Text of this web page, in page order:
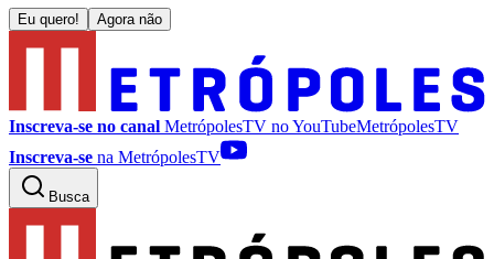
Eu quero! Agora não
Inscreva-se no canal MetrópolesTV noYouTubeMetrópolesTV
Inscreva-se na MetrópolesTV
Busca